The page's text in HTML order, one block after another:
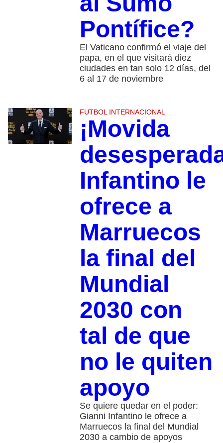
Pontífice?
El Vaticano confirmó el viaje del
papa, en el que visitará diez
ciudades en tan solo 12 días, del
6 al 17 de noviembre
FUTBOL INTERNACIONAL
¡Movida
Infantino le
ofrece a
Marruecos
la final del
Mundial
2030 con
tal de que
no le quiten
apoyo
Se quiere quedar en el poder:
Gianni Infantino le ofrece a
Marruecos la final del Mundial
2030 a cambio de apoyos